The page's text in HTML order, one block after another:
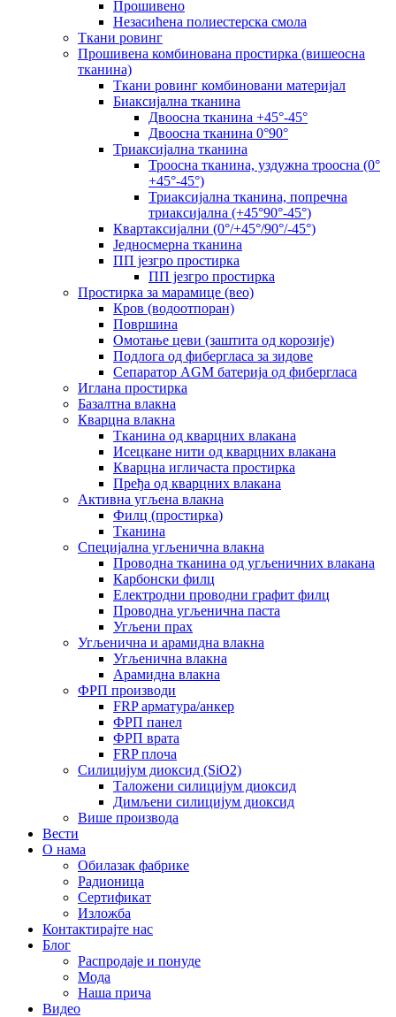
Прошивено
Незасићена полиестерска смола
Ткани ровинг
Прошивена комбинована простирка (вишеосна
тканина)
Ткани ровинг комбиновани материјал
Биаксијална тканина
Двоосна тканина +45°-45°
Двоосна тканина 0°90°
Триаксијална тканина
Троосна тканина, уздужна троосна (0°
+45°-45°)
Триаксијална тканина, попречна
триаксијална (+45°90°-45°)
Квартаксијални (0°/+45°/90°/-45°)
Једносмерна тканина
ПП језгро простирка
ПП језгро простирка
Простирка за марамице (вео)
Кров (водоотпоран)
Површина
Омотање цеви (заштита од корозије)
Подлога од фибергласа за зидове
Сепаратор AGM батерија од фибергласа
Иглана простирка
Базалтна влакна
Кварцна влакна
Тканина од кварцних влакана
Исецкане нити од кварцних влакана
Кварцна игличаста простирка
Пређа од кварцних влакана
Активна угљена влакна
Филц (простирка)
Тканина
Специјална угљенична влакна
Проводна тканина од угљеничних влакана
Карбонски филц
Електродни проводни графит филц
Проводна угљенична паста
Угљени прах
Угљенична и арамидна влакна
Угљенична влакна
Арамидна влакна
ФРП производи
FRP арматура/анкер
ФРП панел
ФРП врата
FRP плоча
Силицијум диоксид (SiO2)
Таложени силицијум диоксид
Димљени силицијум диоксид
Више производа
Вести
О нама
Обилазак фабрике
Радионица
Сертификат
Изложба
Контактирајте нас
Блог
Распродаје и понуде
Мода
Наша прича
Видео